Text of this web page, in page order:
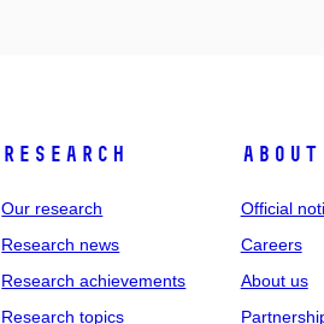
Research
Our research
Research news
Research achievements
Research topics
Official
Careers
About us